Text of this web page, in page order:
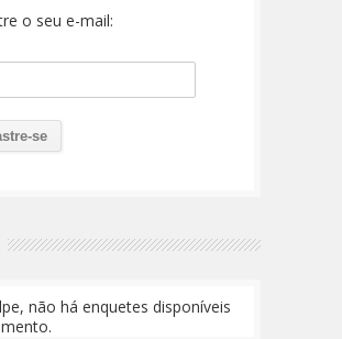
o seu e-mail:
não há enquetes disponíveis